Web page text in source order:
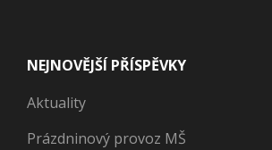
NEJNOVĚJŠÍ PŘÍSPĚVKY
Aktuality
Prázdninový provoz MŠ